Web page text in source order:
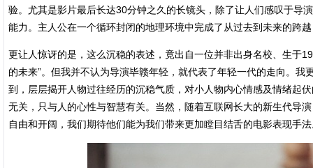
验。尤其是影片最后长达30分钟之久的长镜头，除了让人们感叹于导
能力。主人公在一个循环封闭的地理环境中完成了从过去到未来的跨
更让人惊讶的是，这么沉稳的表述，竟出自一位并非出身名校、生于
的未来”。但我并不认为导演毕赣年轻，就代表了年轻一代的走向。
到，层层揭开人物过往经历的沉稳气质，对小人物内心情感及情绪起
无关，只与人的心性与智慧有关。当然，随着互联网长大的新生代导
自由和开阔，我们期待他们能为我们带来更加瞠目结舌的电影表现手